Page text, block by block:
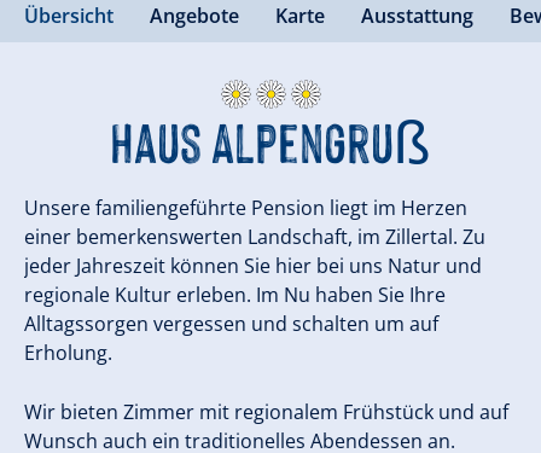
Übersicht Angebote Karte Ausstattung
Haus Alpengruß
Unsere familiengeführte Pension liegt im Herzen
einer bemerkenswerten Landschaft, im Zillertal. Zu
jeder Jahreszeit können Sie hier bei uns Natur und
regionale Kultur erleben. Im Nu haben Sie Ihre
Alltagssorgen vergessen und schalten um auf
Erholung.
Wir bieten Zimmer mit regionalem Frühstück und auf
Wunsch auch ein traditionelles Abendessen an.